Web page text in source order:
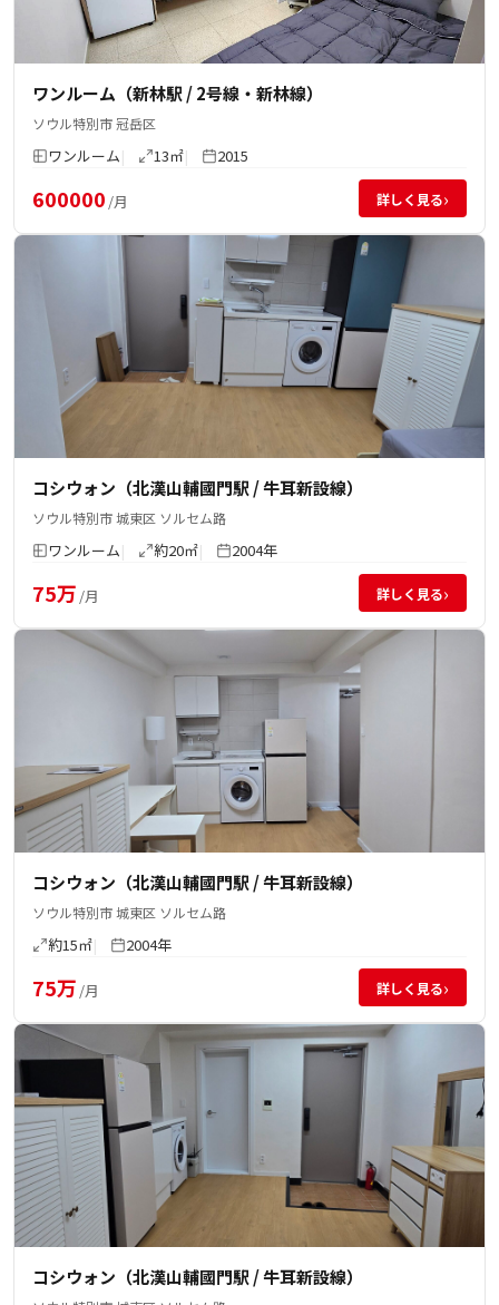
ワンルーム（新林駅 / 2号線・新林線）
ソウル特別市 冠岳区
ワンルーム 13㎡ 2015
600000 /月 詳しく見る›
コシウォン（北漢山輔國門駅 / 牛耳新設線）
ソウル特別市 城東区 ソルセム路
ワンルーム 約20㎡ 2004年
75万 /月 詳しく見る›
コシウォン（北漢山輔國門駅 / 牛耳新設線）
ソウル特別市 城東区 ソルセム路
約15㎡ 2004年
75万 /月 詳しく見る›
コシウォン（北漢山輔國門駅 / 牛耳新設線）